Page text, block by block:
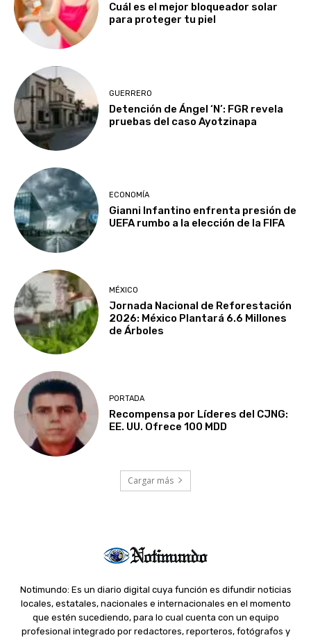
Cuál es el mejor bloqueador solar
para proteger tu piel
GUERRERO
Detención de Ángel ‘N’: FGR revela
pruebas del caso Ayotzinapa
ECONOMÍA
Gianni Infantino enfrenta presión de
UEFA rumbo a la elección de la FIFA
MÉXICO
Jornada Nacional de Reforestación
2026: México Plantará 6.6 Millones
de Árboles
PORTADA
Recompensa por Líderes del CJNG:
EE. UU. Ofrece 100 MDD
Cargar más
Notimundo: Es un diario digital cuya función es difundir noticias
locales, estatales, nacionales e internacionales en el momento
que estén sucediendo, para lo cual cuenta con un equipo
profesional integrado por redactores, reporteros, fotógrafos y